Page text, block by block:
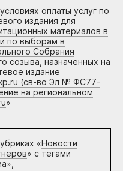
оплаты услуг по
издания для
материалов в
по выборам в
Собрания
созыва, назначенных на
издание
(св-во Эл № ФС77-
на региональном
»
«Новости
» с тегами